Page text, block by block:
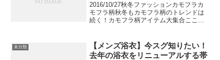
2016/10/27秋冬ファッションカモフラカ
モフラ柄秋冬もカモフラ柄のトレンドは
続く！カモフラ柄アイテム大集合ここ数
で様々なアイテムに取り入れられている
んです。このカ...
未分類
【メンズ浴衣】今スグ知りたい！
去年の浴衣をリニューアルする帯